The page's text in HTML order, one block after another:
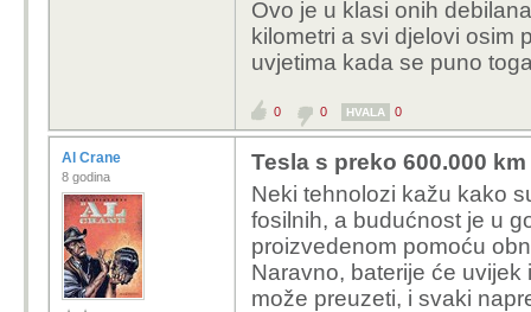
Ovo je u klasi onih
kilometri a svi djelovi osim
uvjetima kada se puno
0 0 HVALA 0
Al Crane
8 godina
Tesla s preko 600.000
Neki tehnolozi kažu kako
fosilnih, a budućnost je u
proizvedenom pomoću
Naravno, baterije će
može preuzeti, i svaki